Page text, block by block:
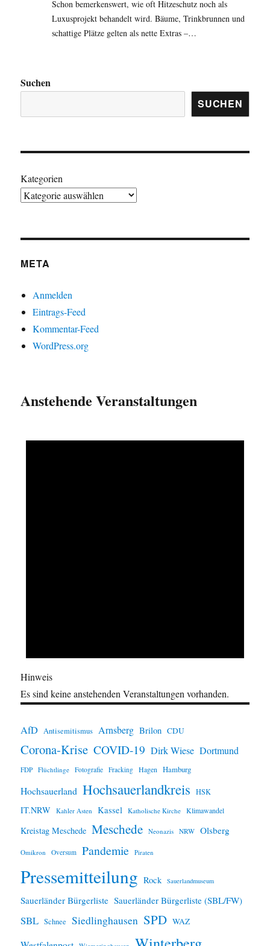
Schon bemerkenswert, wie oft Hitzeschutz noch als
Luxusprojekt behandelt wird. Bäume, Trinkbrunnen und
schattige Plätze gelten als nette Extras –…
Suchen
SUCHEN
Kategorien
META
Anmelden
Eintrags-Feed
Kommentar-Feed
WordPress.org
Anstehende Veranstaltungen
Hinweis
Es sind keine anstehenden Veranstaltungen vorhanden.
AfD Antisemitismus Arnsberg Brilon CDU
Corona-Krise COVID-19 Dirk Wiese Dortmund
FDP Flüchtlinge Fotografie Fracking Hagen Hamburg
Hochsauerland Hochsauerlandkreis HSK
IT.NRW Kahler Asten Kassel Katholische Kirche Klimawandel
Kreistag Meschede Meschede Neonazis NRW Olsberg
Omikron Oversum Pandemie Piraten
Pressemitteilung Rock Sauerlandmuseum
Sauerländer Bürgerliste Sauerländer Bürgerliste (SBL/FW)
SBL Schnee Siedlinghausen SPD WAZ